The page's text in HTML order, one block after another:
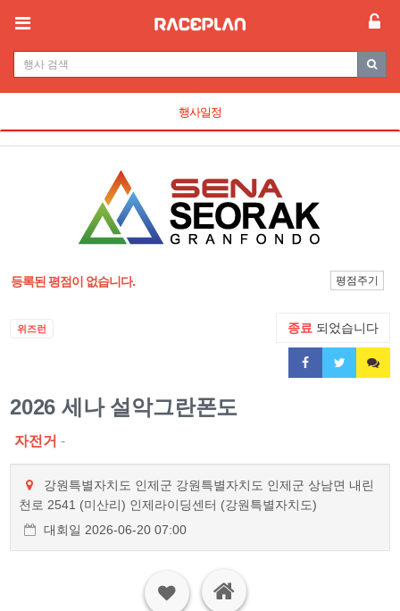
행사일정
등록된 평점이 없습니다. 평점주기
위즈런 종료 되었습니다
2026 세나 설악그란폰도
자전거 -
강원특별자치도 인제군 강원특별자치도 인제군 상남면 내린
천로 2541 (미산리) 인제라이딩센터 (강원특별자치도)
대회일 2026-06-20 07:00